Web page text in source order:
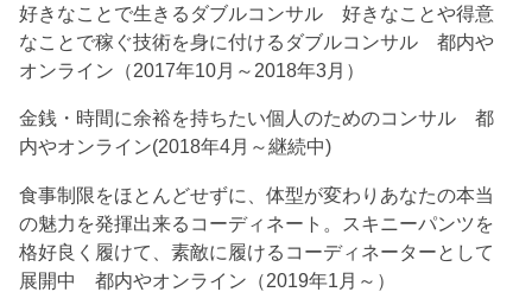
好きなことで生きるダブルコンサル 好きなことや得意
なことで稼ぐ技術を身に付けるダブルコンサル 都内や
オンライン（2017年10月～2018年3月）
金銭・時間に余裕を持ちたい個人のためのコンサル 都
内やオンライン(2018年4月～継続中)
食事制限をほとんどせずに、体型が変わりあなたの本当
の魅力を発揮出来るコーディネート。スキニーパンツを
格好良く履けて、素敵に履けるコーディネーターとして
展開中 都内やオンライン（2019年1月～）